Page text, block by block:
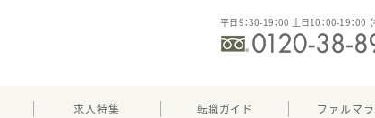
平日9：30-19：00 土日10：00-19：00
求人特集 転職ガイド ファルマ